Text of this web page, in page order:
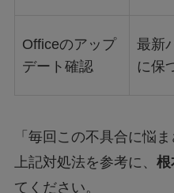
Officeのアップ
デート確認
最新
に保
「毎回この不具合に悩
上記対処法を参考に、 根
てください。